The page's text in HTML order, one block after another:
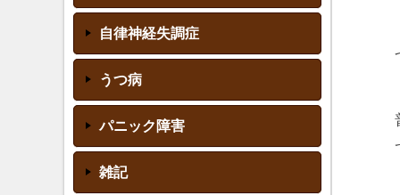
自律神経失調症
うつ病
パニック障害
雑記